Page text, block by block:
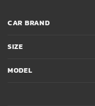
CAR BRAND
SIZE
MODEL